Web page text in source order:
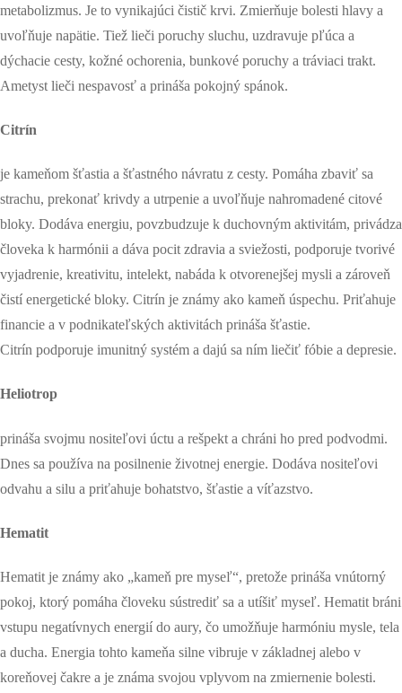
metabolizmus. Je to vynikajúci čistič krvi. Zmierňuje bolesti hlavy a
uvoľňuje napätie. Tiež lieči poruchy sluchu, uzdravuje pľúca a
dýchacie cesty, kožné ochorenia, bunkové poruchy a tráviaci trakt.
Ametyst lieči nespavosť a prináša pokojný spánok.
Citrín
je kameňom šťastia a šťastného návratu z cesty. Pomáha zbaviť sa
strachu, prekonať krivdy a utrpenie a uvoľňuje nahromadené citové
bloky. Dodáva energiu, povzbudzuje k duchovným aktivitám, privádza
človeka k harmónii a dáva pocit zdravia a sviežosti, podporuje tvorivé
vyjadrenie, kreativitu, intelekt, nabáda k otvorenejšej mysli a zároveň
čistí energetické bloky. Citrín je známy ako kameň úspechu. Priťahuje
financie a v podnikateľských aktivitách prináša šťastie.
Citrín podporuje imunitný systém a dajú sa ním liečiť fóbie a depresie.
Heliotrop
prináša svojmu nositeľovi úctu a rešpekt a chráni ho pred podvodmi.
Dnes sa používa na posilnenie životnej energie. Dodáva nositeľovi
odvahu a silu a priťahuje bohatstvo, šťastie a víťazstvo.
Hematit
Hematit je známy ako „kameň pre myseľ“, pretože prináša vnútorný
pokoj, ktorý pomáha človeku sústrediť sa a utíšiť myseľ. Hematit bráni
vstupu negatívnych energií do aury, čo umožňuje harmóniu mysle, tela
a ducha. Energia tohto kameňa silne vibruje v základnej alebo v
koreňovej čakre a je známa svojou vplyvom na zmiernenie bolesti.